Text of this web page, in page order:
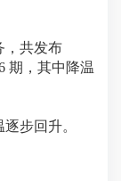
，共发布
期，其中降温
步回升。